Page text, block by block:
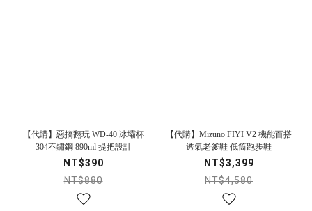
【代購】惡搞翻玩 WD-40 冰壩杯
304不鏽鋼 890ml 提把設計
NT$390
NT$880
【代購】Mizuno FIYI V2 機能百搭
透氣老爹鞋 低筒跑步鞋
NT$3,399
NT$4,580